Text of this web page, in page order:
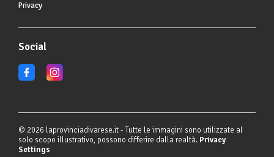
Privacy
Social
© 2026 laprovinciadivarese.it - Tutte le immagini sono utilizzate al
solo scopo illustrativo, possono differire dalla realtà. Privacy
Settings